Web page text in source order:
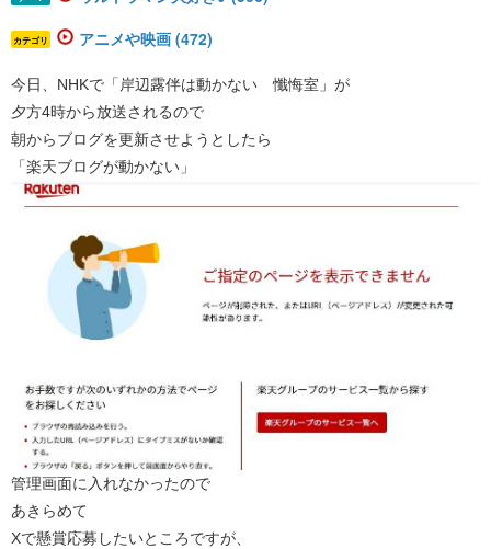
カテゴリ アニメや映画 (472)
今日、NHKで「岸辺露伴は動かない 懺悔室」が
夕方4時から放送されるので
朝からブログを更新させようとしたら
「楽天ブログが動かない」
管理画面に入れなかったので
あきらめて
Xで懸賞応募したいところですが、